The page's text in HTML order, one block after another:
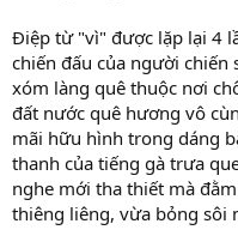
Điệp từ "vì" được lặp lại 4
chiến đấu của người
xóm làng quê thuộc nơi
đất nước quê hương vô
mãi hữu hình trong dáng
thanh của tiếng gà trưa
nghe mới tha thiết mà
thiêng liêng, vừa bỏng sôi